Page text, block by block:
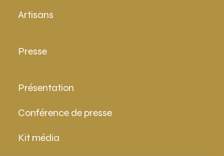
Artisans
Presse
Présentation
Conférence de presse
Kit média